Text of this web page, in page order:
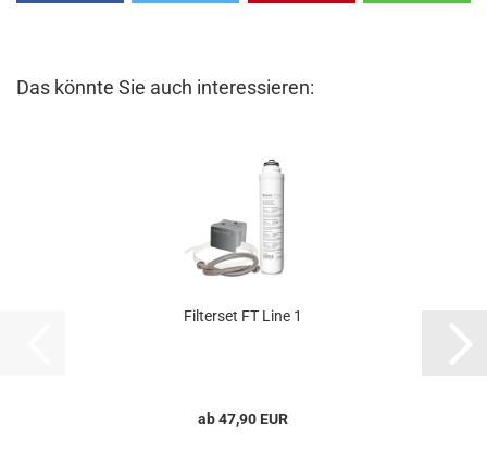
Das könnte Sie auch interessieren:
Filterset FT Line 1
ab 47,90 EUR